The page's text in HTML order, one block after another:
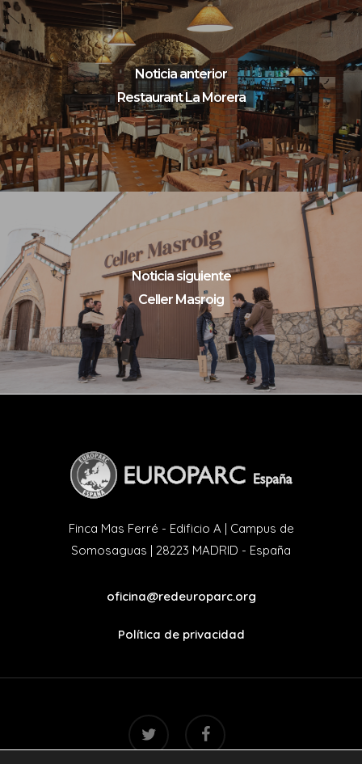
Noticia anterior
Restaurant La Morera
Noticia siguiente
Celler Masroig
Finca Mas Ferré - Edificio A | Campus de
Somosaguas | 28223 MADRID - España
oficina@redeuroparc.org
Política de privacidad
twitter facebook